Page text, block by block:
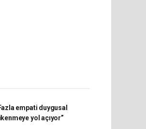
empati duygusal
yol açıyor”